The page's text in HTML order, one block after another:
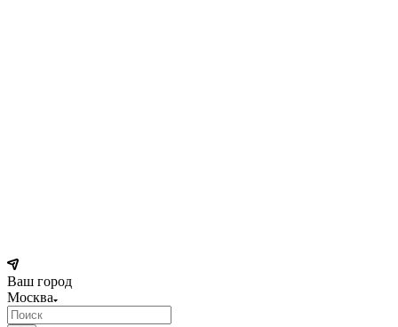
Ваш город
Москва